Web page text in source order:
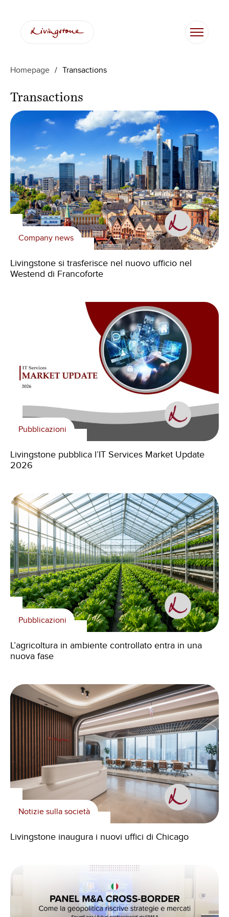
contenuto
Homepage / Transactions
Transactions
Company news
Livingstone si trasferisce nel nuovo ufficio nel
Westend di Francoforte
Pubblicazioni
Livingstone pubblica l’IT Services Market Update
2026
Pubblicazioni
L’agricoltura in ambiente controllato entra in una
nuova fase
Notizie sulla società
Livingstone inaugura i nuovi uffici di Chicago